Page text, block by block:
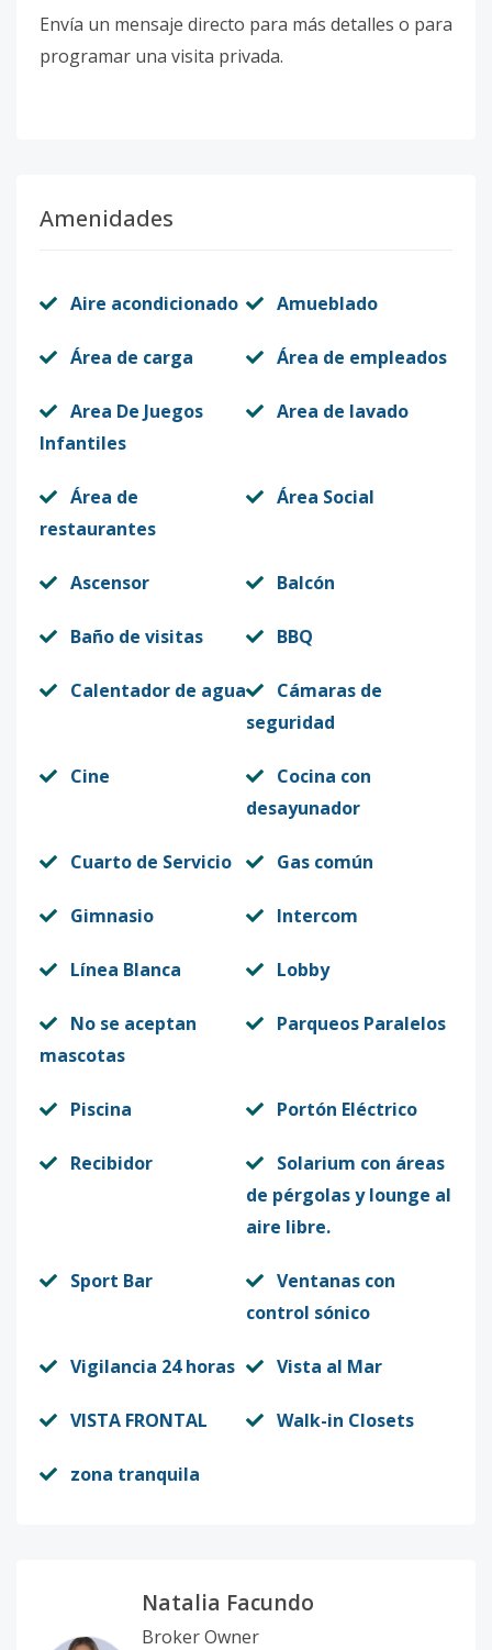
Envía un mensaje directo para más detalles o para
programar una visita privada.
Amenidades
Aire acondicionado Amueblado
Área de carga Área de empleados
Area De Juegos
Infantiles
Area de lavado
Área de
restaurantes
Área Social
Ascensor Balcón
Baño de visitas BBQ
Calentador de agua
Cámaras de
seguridad
Cine
Cocina con
desayunador
Cuarto de Servicio Gas común
Gimnasio Intercom
Línea Blanca Lobby
No se aceptan
mascotas
Parqueos Paralelos
Piscina Portón Eléctrico
Recibidor
Solarium con áreas
de pérgolas y lounge al
aire libre.
Sport Bar
Ventanas con
control sónico
Vigilancia 24 horas Vista al Mar
VISTA FRONTAL Walk-in Closets
zona tranquila
Natalia Facundo
Broker Owner